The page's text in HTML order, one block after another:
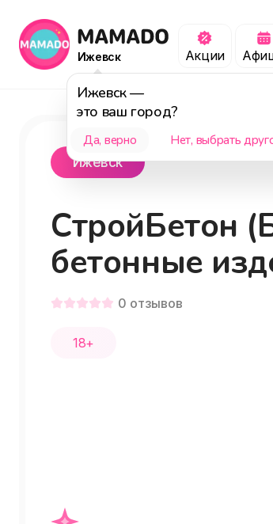
Ижевск
Ижевск—
это ваш город?
Да, верно Нет, выбрать
Акции
Ижевск
СтройБетон
бетонные
0 отзывов
18+